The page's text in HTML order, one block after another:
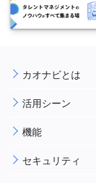
カオナビとは
活用シーン
機能
セキュリティ